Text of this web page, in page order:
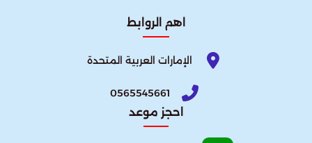
اهم الروابط
الإمارات العربية المتحدة​
0565545661
احجز موعد